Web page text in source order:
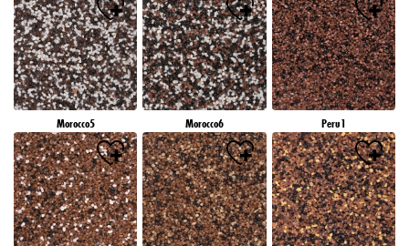
Morocco5 Morocco6 Peru1